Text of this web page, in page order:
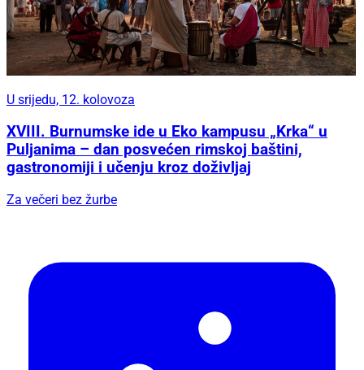
U srijedu, 12. kolovoza
XVIII. Burnumske ide u Eko kampusu „Krka“ u
Puljanima – dan posvećen rimskoj baštini,
gastronomiji i učenju kroz doživljaj
Za večeri bez žurbe